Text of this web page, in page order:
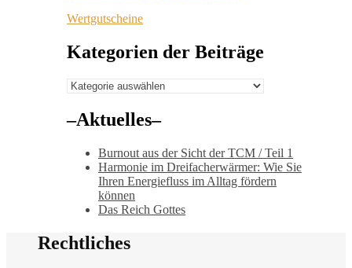
Wertgutscheine
Kategorien der Beiträge
Kategorien
Beiträge
–Aktuelles–
Burnout aus der Sicht der TCM / Teil 1
Harmonie im Dreifacherwärmer: Wie Sie
Ihren Energiefluss im Alltag fördern
können
Das Reich Gottes
Rechtliches